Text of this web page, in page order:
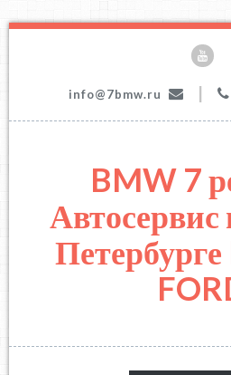
info@7bmw.ru
BMW 7